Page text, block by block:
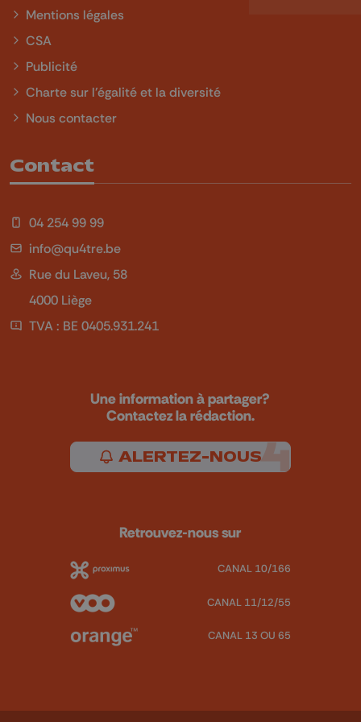
Mentions légales
CSA
Publicité
Charte sur l'égalité et la diversité
Nous contacter
Contact
04 254 99 99
info@qu4tre.be
Rue du Laveu, 58
4000 Liège
TVA : BE 0405.931.241
Une information à partager?
Contactez la rédaction.
ALERTEZ-NOUS
Retrouvez-nous sur
CANAL 10/166
CANAL 11/12/55
CANAL 13 OU 65